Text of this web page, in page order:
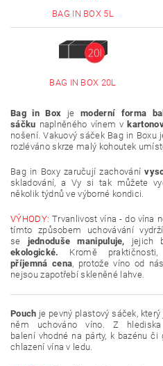
BAG IN BOX 5L
BAG IN BOX 20L
Bag in Box je moderní forma
sáčku naplněného vínem v
nošení. Vakuový sáček Bag in
rozléváno skrze malý kohoutek
Bag in Boxy zaručují zachování
skladování, a Vy si tak můžete
několik týdnů ve výborné kondici.
VÝHODY: Trvanlivost vína - do vína
tímto způsobem uchovávání
se jednoduše manipuluje, jejich
ekologické. Kromě praktičnosti,
příjemná cena, protože víno od
nejsou zapotřebí skleněné lahve.
Pouch je pevný plastový sáček,
něm uchováno víno. Z
balení vhodné na párty, k bazénu
chlazení vína v ledu.